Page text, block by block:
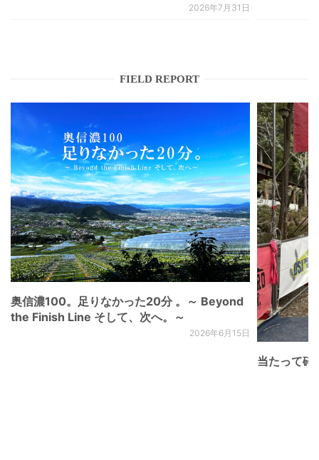
2026年7月31日
FIELD REPORT
奥信濃100。足りなかった20分 。～ Beyond
the Finish Line そして、次へ。～
2026年6月15日
当たって砕